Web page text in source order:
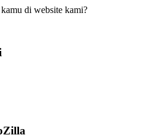
di website kami?